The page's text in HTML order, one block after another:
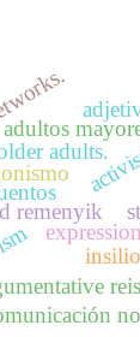
remenyik
adultos
adults.
insilio